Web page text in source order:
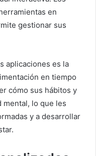
en
gestionar sus
aplicaciones es la
en tiempo
cómo sus hábitos y
mental, lo que les
y a desarrollar